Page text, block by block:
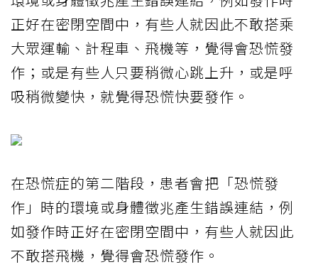
正好在密閉空間中，有些人就因此不敢搭乘
大眾運輸、計程車、飛機等，覺得會恐慌發
作；或是有些人只要稍微心跳上升，或是呼
吸稍微變快，就覺得恐慌快要發作。
在恐慌症的第二階段，患者會把「恐慌發
作」時的環境或身體徵兆產生錯誤連結，例
如發作時正好在密閉空間中，有些人就因此
不敢搭飛機，覺得會恐慌發作。